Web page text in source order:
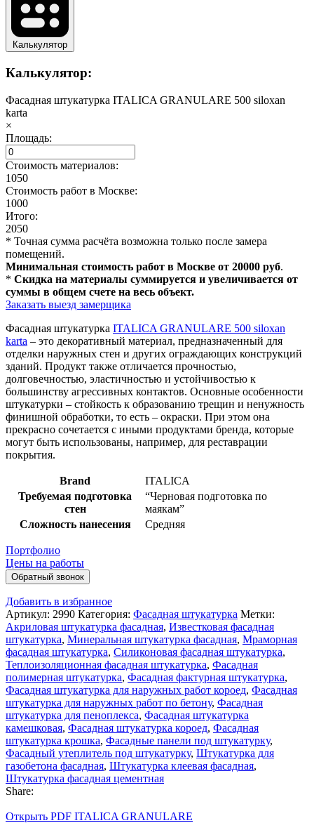
Калькулятор
Калькулятор:
Фасадная штукатурка ITALICA GRANULARE 500 siloxan
karta
×
Площадь:
Стоимость материалов:
1050
Стоимость работ в Москве:
1000
Итого:
2050
* Точная сумма расчёта возможна только после замера
помещений.
Минимальная стоимость работ в Москве от 20000 руб.
* Скидка на материалы суммируется и увеличивается от
суммы в общем счете на весь объект.
Заказать выезд замерщика
Фасадная штукатурка ITALICA GRANULARE 500 siloxan
karta – это декоративный материал, предназначенный для
отделки наружных стен и других ограждающих конструкций
зданий. Продукт также отличается прочностью,
долговечностью, эластичностью и устойчивостью к
большинству агрессивных контактов. Основные особенности
штукатурки – стойкость к образованию трещин и ненужность
финишной обработки, то есть – окраски. При этом она
прекрасно сочетается с иными продуктами бренда, которые
могут быть использованы, например, для реставрации
покрытия.
Brand
ITALICA
Требуемая подготовка
стен
“Черновая подготовка по
маякам”
Сложность нанесения
Средняя
Портфолио
Цены на работы
Обратный звонок
Добавить в избранное
Артикул: 2990 Категория: Фасадная штукатурка Метки:
Акриловая штукатурка фасадная, Известковая фасадная
штукатурка, Минеральная штукатурка фасадная, Мраморная
фасадная штукатурка, Силиконовая фасадная штукатурка,
Теплоизоляционная фасадная штукатурка, Фасадная
полимерная штукатурка, Фасадная фактурная штукатурка,
Фасадная штукатурка для наружных работ короед, Фасадная
штукатурка для наружных работ по бетону, Фасадная
штукатурка для пеноплекса, Фасадная штукатурка
камешковая, Фасадная штукатурка короед, Фасадная
штукатурка крошка, Фасадные панели под штукатурку,
Фасадный утеплитель под штукатурку, Штукатурка для
газобетона фасадная, Штукатурка клеевая фасадная,
Штукатурка фасадная цементная
Share:
Открыть PDF ITALICA GRANULARE